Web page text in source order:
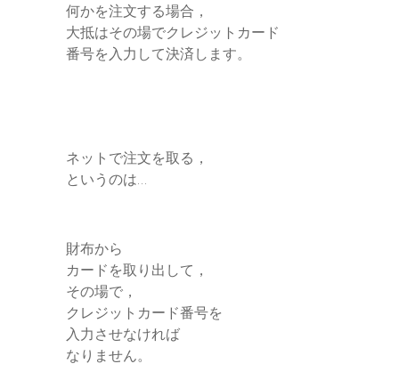
何かを注文する場合，
大抵はその場でクレジットカード
番号を入力して決済します。
ネットで注文を取る，
というのは…
財布から
カードを取り出して，
その場で，
クレジットカード番号を
入力させなければ
なりません。